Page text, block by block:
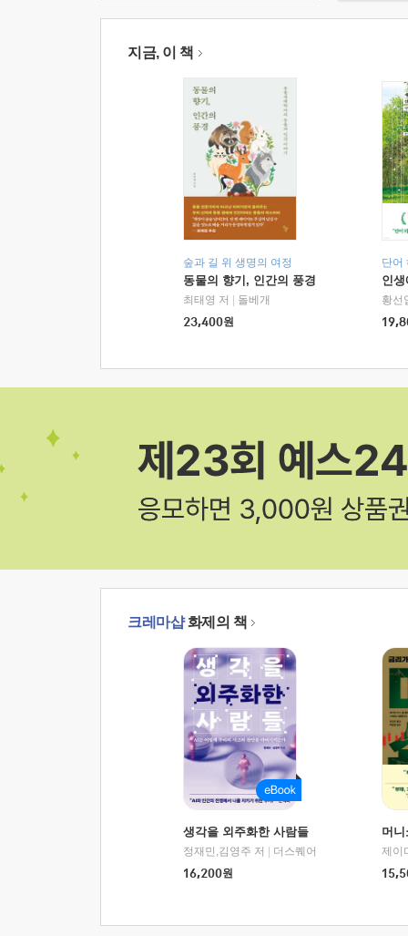
지금, 이 책
숲과 길 위 생명의 여정
동물의 향기, 인간의 풍경
최태영 저
돌베개
23,400원
단어
인
황선
크레마샵화제의 책
생각을 외주화한 사람들
정재민,김영주 저
더스퀘어
16,200원
머